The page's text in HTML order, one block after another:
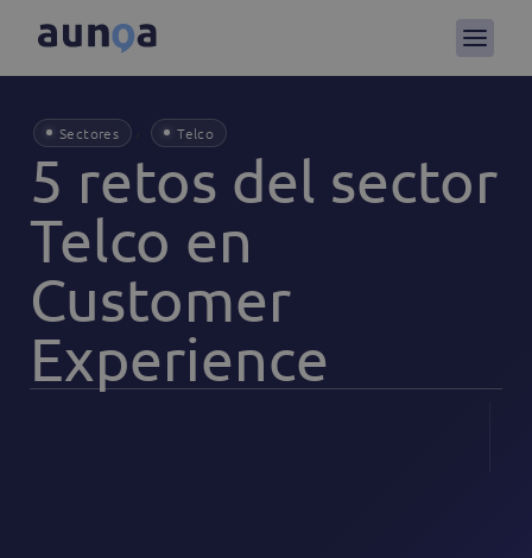
Sectores Telco
5 retos del sector
Telco en
Customer
Experience